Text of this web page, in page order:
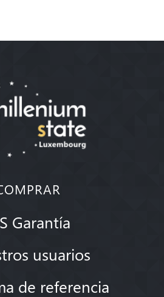
Garantía
usuarios
de referencia